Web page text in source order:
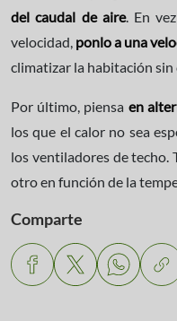
del caudal de aire. En
velocidad, ponlo a una
climatizar la habitación
Por último, piensa en
los que el calor no sea
los ventiladores de techo.
otro en función de la
Comparte